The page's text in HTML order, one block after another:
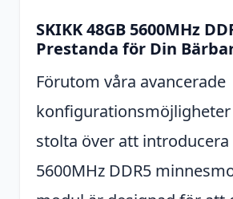
SKIKK 48GB 5600MHz
Prestanda för Din
Förutom våra avancerade
konfigurationsmöjligheter
stolta över att introducera
5600MHz DDR5